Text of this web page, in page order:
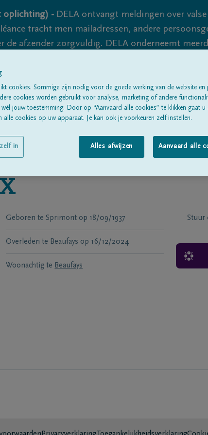
oplichting) - DELA ontvangt meldingen over
tracht men mailadressen, andere
afzender zorgvuldig. DELA onderneemt
uit te sluiten, dus blijf waakzaam.
Alle rouwberichten Over ons
Geboren te Sprimont op 18/09/1937
Overleden te Beaufays op 16/12/2024
Woonachtig te Beaufays
Stuur
cookies. Sommige zijn nodig voor de goede werking van de website en
cookies worden gebruikt voor analyse, marketing of andere
jouw toestemming. Door op “Aanvaard alle cookies” te klikken gaat u
alle cookies op uw apparaat. Je kan ook je voorkeuren zelf instellen.
Alles afwijzen Aanvaard alle
in